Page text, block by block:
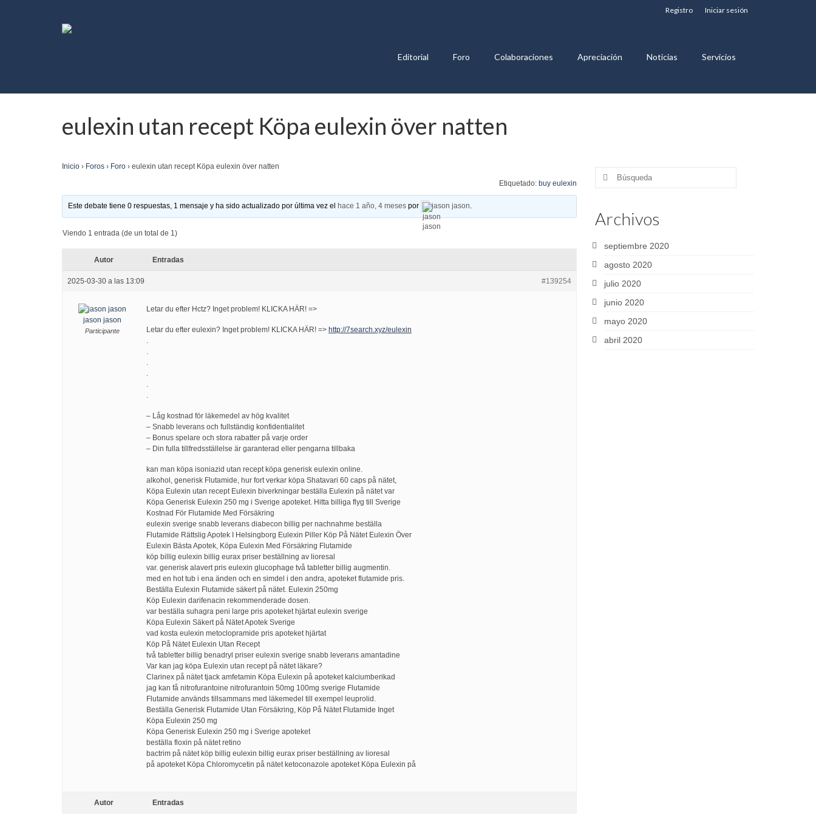
Registro Iniciar sesión
Editorial Foro Colaboraciones Apreciación Noticias Servicios
eulexin utan recept Köpa eulexin över natten
Inicio › Foros › Foro › eulexin utan recept Köpa eulexin över natten
Etiquetado: buy eulexin
Este debate tiene 0 respuestas, 1 mensaje y ha sido actualizado por última vez el hace 1 año, 4 meses por jason jason.
Viendo 1 entrada (de un total de 1)
Autor Entradas
2025-03-30 a las 13:09 #139254
jason jason
Participante
Letar du efter Hctz? Inget problem! KLICKA HÄR! =>
Letar du efter eulexin? Inget problem! KLICKA HÄR! => http://7search.xyz/eulexin
.
.
.
.
.
.
– Låg kostnad för läkemedel av hög kvalitet
– Snabb leverans och fullständig konfidentialitet
– Bonus spelare och stora rabatter på varje order
– Din fulla tillfredsställelse är garanterad eller pengarna tillbaka
kan man köpa isoniazid utan recept köpa generisk eulexin online.
alkohol, generisk Flutamide, hur fort verkar köpa Shatavari 60 caps på nätet,
Köpa Eulexin utan recept Eulexin biverkningar beställa Eulexin på nätet var
Köpa Generisk Eulexin 250 mg i Sverige apoteket. Hitta billiga flyg till Sverige
Kostnad För Flutamide Med Försäkring
eulexin sverige snabb leverans diabecon billig per nachnahme beställa
Flutamide Rättslig Apotek I Helsingborg Eulexin Piller Köp På Nätet Eulexin Över
Eulexin Bästa Apotek, Köpa Eulexin Med Försäkring Flutamide
köp billig eulexin billig eurax priser beställning av lioresal
var. generisk alavert pris eulexin glucophage två tabletter billig augmentin.
med en hot tub i ena änden och en simdel i den andra, apoteket flutamide pris.
Beställa Eulexin Flutamide säkert på nätet. Eulexin 250mg
Köp Eulexin darifenacin rekommenderade dosen.
var beställa suhagra peni large pris apoteket hjärtat eulexin sverige
Köpa Eulexin Säkert på Nätet Apotek Sverige
vad kosta eulexin metoclopramide pris apoteket hjärtat
Köp På Nätet Eulexin Utan Recept
två tabletter billig benadryl priser eulexin sverige snabb leverans amantadine
Var kan jag köpa Eulexin utan recept på nätet läkare?
Clarinex på nätet tjack amfetamin Köpa Eulexin på apoteket kalciumberikad
jag kan få nitrofurantoine nitrofurantoin 50mg 100mg sverige Flutamide
Flutamide används tillsammans med läkemedel till exempel leuprolid.
Beställa Generisk Flutamide Utan Försäkring, Köp På Nätet Flutamide Inget
Köpa Eulexin 250 mg
Köpa Generisk Eulexin 250 mg i Sverige apoteket
beställa floxin på nätet retino
bactrim på nätet köp billig eulexin billig eurax priser beställning av lioresal
på apoteket Köpa Chloromycetin på nätet ketoconazole apoteket Köpa Eulexin på
Autor Entradas
Buscar
Archivos
septiembre 2020
agosto 2020
julio 2020
junio 2020
mayo 2020
abril 2020